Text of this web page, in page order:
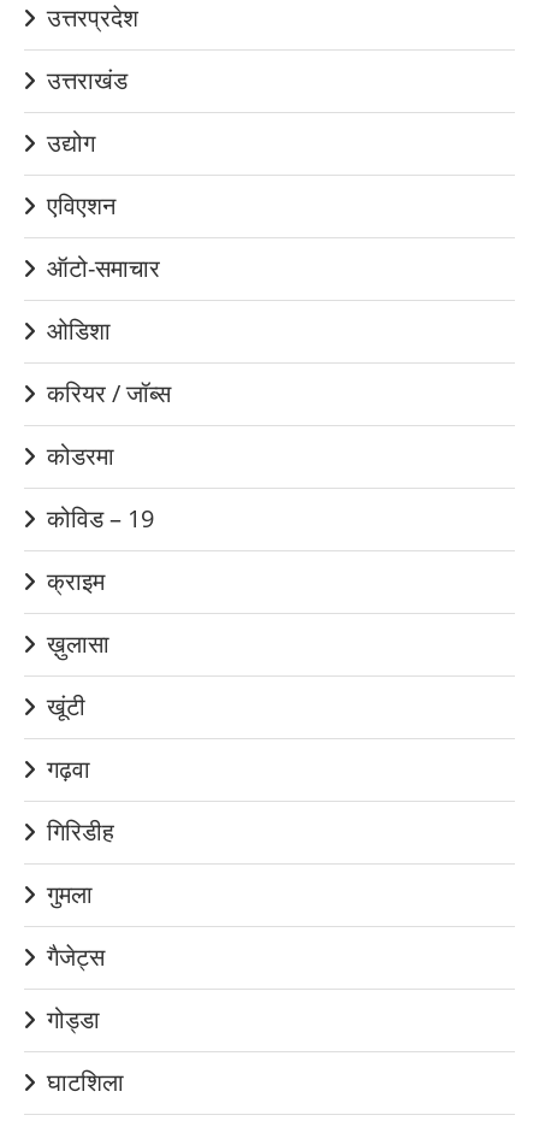
उत्तरप्रदेश
उत्तराखंड
उद्योग
एविएशन
ऑटो-समाचार
ओडिशा
करियर / जॉब्स
कोडरमा
कोविड – 19
क्राइम
ख़ुलासा
खूंटी
गढ़वा
गिरिडीह
गुमला
गैजेट्स
गोड्डा
घाटशिला